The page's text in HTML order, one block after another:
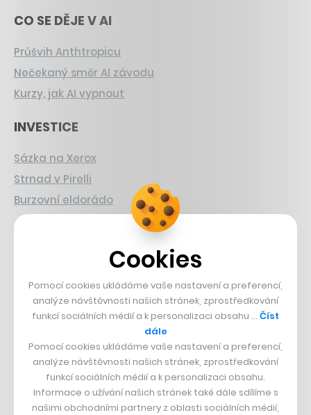
CO SE DĚJE V AI
Průšvih Anthtropicu
Nečekaný směr AI závodu
Kurzy, jak AI vypnout
INVESTICE
Sázka na Xerox
Strnad v Pirelli
Burzovní eldorádo
Boční projekt, co se zvrtnul
Francouzský šéfkuchař na Šumavě
Dva golfisti, co pečou
DESIGN
Bomma není tichá
Originální hodinky
Cookies
Pomocí cookies ukládáme vaše nastavení a preferencí,
analýze návštěvnosti našich stránek, zprostředkování
funkcí sociálních médií a k personalizaci obsahu … Číst
dále
Pomocí cookies ukládáme vaše nastavení a preferencí,
analýze návštěvnosti našich stránek, zprostředkování
funkcí sociálních médií a k personalizaci obsahu.
Informace o užívání našich stránek také dále sdílíme s
našimi obchodními partnery z oblasti sociálních médií,